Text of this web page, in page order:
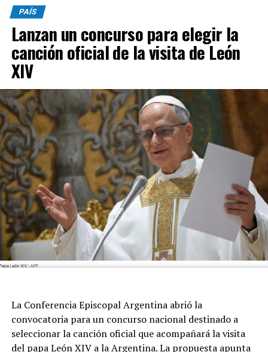
PAÍS
Lanzan un concurso para elegir la
canción oficial de la visita de León
XIV
La Conferencia Episcopal Argentina abrió la
convocatoria para un concurso nacional destinado a
seleccionar la canción oficial que acompañará la visita
del papa León XIV a la Argentina. La propuesta apunta